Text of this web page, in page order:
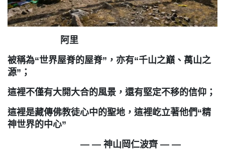
阿里
被稱為“世界屋脊的屋脊”，亦有“千山之巔、萬山之
源”；
這裡不僅有大開大合的風景，還有堅定不移的信仰；
這裡是藏傳佛教徒心中的聖地，這裡屹立著他們“精
神世界的中心”
— — 神山岡仁波齊 — —